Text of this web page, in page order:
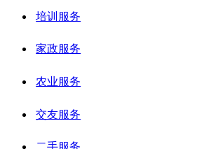
培训服务
家政服务
农业服务
交友服务